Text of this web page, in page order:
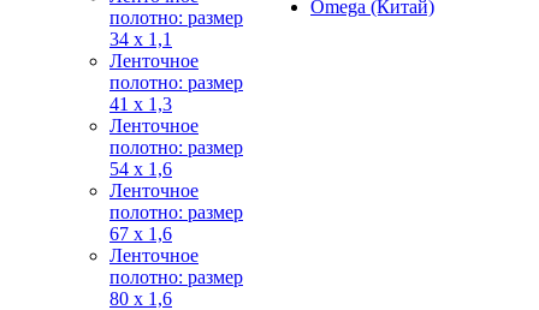
полотно: размер
34 х 1,1
Ленточное
полотно: размер
41 х 1,3
Ленточное
полотно: размер
54 х 1,6
Ленточное
полотно: размер
67 х 1,6
Ленточное
полотно: размер
80 х 1,6
Omega (Китай)